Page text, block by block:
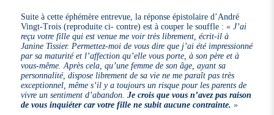
Suite à cette éphémère entrevue, la réponse épistolaire d’André
Vingt-Trois (reproduite ci- contre) est à couper le souffle :« J’ai
reçu votre fille qui est venue me voir très librement, écrit-il à
Janine Tissier. Permettez-moi de vous dire que j’ai été impressionné
par sa maturité et l’affection qu’elle vous porte, à son père et à
vous-même. Après cela, qu’une femme de son âge, ayant sa
personnalité, dispose librement de sa vie ne me paraît pas très
exceptionnel, même s’il y a toujours un risque pour les parents de
vivre un sentiment d’abandon.Je crois que vous n’avez pas raison
de vous inquiéter car votre fille ne subit aucune contrainte. »